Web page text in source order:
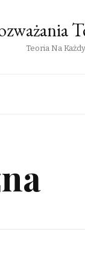
Teoria Na